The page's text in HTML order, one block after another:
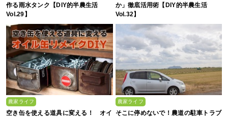
作る雨水タンク【DIY的半農生活
Vol.29】
か」徹底活用術【DIY的半農生活
Vol.32】
農家ライフ
空き缶を使える道具に変える！ オイ
農家ライフ
そこに停めないで！農道の駐車トラブ